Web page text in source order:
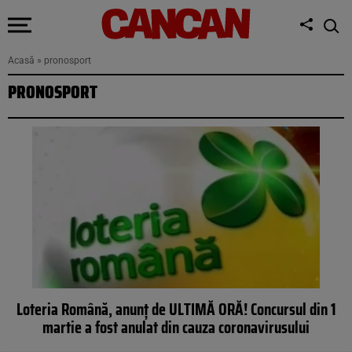
Acasă » pronosport
PRONOSPORT
Loteria Română, anunţ de ULTIMĂ ORĂ! Concursul din 1
martie a fost anulat din cauza coronavirusului